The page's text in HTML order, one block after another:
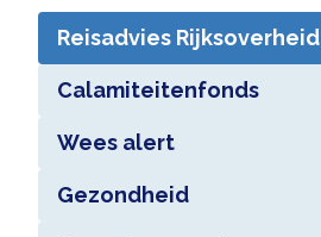
Reisadvies Rijksoverheid
Calamiteitenfonds
Wees alert
Gezondheid